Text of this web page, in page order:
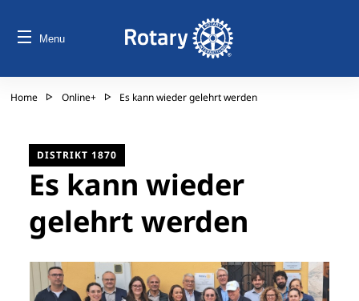
Menu
Home Online+ Es kann wieder gelehrt werden
DISTRIKT 1870
Es kann wieder
gelehrt werden